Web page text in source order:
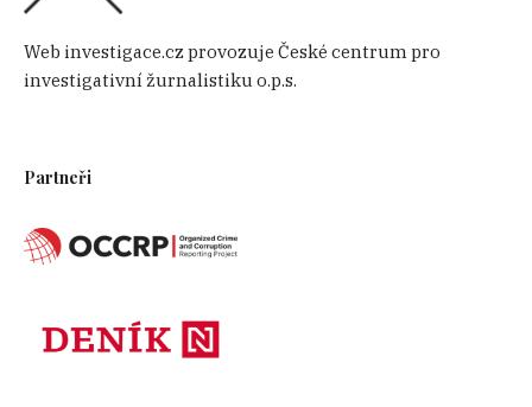
Web investigace.cz provozuje České centrum pro
investigativní žurnalistiku o.p.s.
Partneři